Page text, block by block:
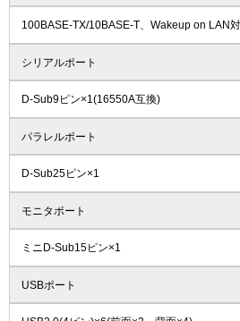
100BASE-TX/10BASE-T、Wakeup on LAN
シリアルポート
D-Sub9ピン×1(16550A互換)
パラレルポート
D-Sub25ピン×1
モニタポート
ミニD-Sub15ピン×1
USBポート